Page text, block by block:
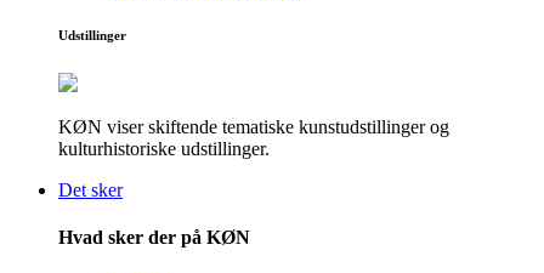
Udstillinger
KØN viser skiftende tematiske kunstudstillinger og
kulturhistoriske udstillinger.
Det sker
Hvad sker der på KØN